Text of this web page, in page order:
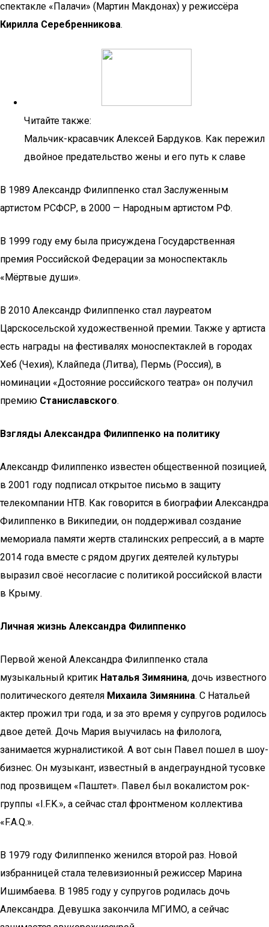
спектакле «Палачи» (Мартин Макдонах) у режиссёра
Кирилла Серебренникова.
Читайте также:
Мальчик-красавчик Алексей Бардуков. Как пережил
двойное предательство жены и его путь к славе
В 1989 Александр Филиппенко стал Заслуженным
артистом РСФСР, в 2000 — Народным артистом РФ.
В 1999 году ему была присуждена Государственная
премия Российской Федерации за моноспектакль
«Мёртвые души».
В 2010 Александр Филиппенко стал лауреатом
Царскосельской художественной премии. Также у артиста
есть награды на фестивалях моноспектаклей в городах
Хеб (Чехия), Клайпеда (Литва), Пермь (Россия), в
номинации «Достояние российского театра» он получил
премию Станиславского.
Взгляды Александра Филиппенко на политику
Александр Филиппенко известен общественной позицией,
в 2001 году подписал открытое письмо в защиту
телекомпании НТВ. Как говорится в биографии Александра
Филиппенко в Википедии, он поддерживал создание
мемориала памяти жертв сталинских репрессий, а в марте
2014 года вместе с рядом других деятелей культуры
выразил своё несогласие с политикой российской власти
в Крыму.
Личная жизнь Александра Филиппенко
Первой женой Александра Филиппенко стала
музыкальный критик Наталья Зимянина, дочь известного
политического деятеля Михаила Зимянина. С Натальей
актер прожил три года, и за это время у супругов родилось
двое детей. Дочь Мария выучилась на филолога,
занимается журналистикой. А вот сын Павел пошел в шоу-
бизнес. Он музыкант, известный в андеграундной тусовке
под прозвищем «Паштет». Павел был вокалистом рок-
группы «I.F.K.», а сейчас стал фронтменом коллектива
«F.A.Q.».
В 1979 году Филиппенко женился второй раз. Новой
избранницей стала телевизионный режиссер Марина
Ишимбаева. В 1985 году у супругов родилась дочь
Александра. Девушка закончила МГИМО, а сейчас